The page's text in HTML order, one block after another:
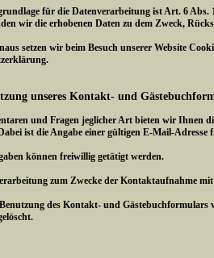
für die Datenverarbeitung ist Art. 6 Abs.
wir die erhobenen Daten zu dem Zweck,
setzen wir beim Besuch unserer Website
unseres Kontakt- und
und Fragen jeglicher Art bieten wir Ihnen
ist die Angabe einer gültigen E-Mail-
können freiwillig getätigt werden.
zum Zwecke der Kontaktaufnahme
des Kontakt- und Gästebuchformulars